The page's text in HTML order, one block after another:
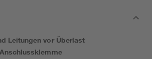
Leitungen vor Überlast